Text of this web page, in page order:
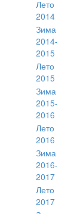
Лето
2014
Зима
2014-
2015
Лето
2015
Зима
2015-
2016
Лето
2016
Зима
2016-
2017
Лето
2017